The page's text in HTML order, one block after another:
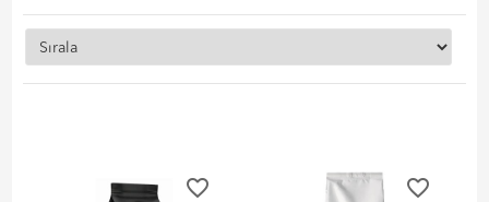
favorite_border favorite_border